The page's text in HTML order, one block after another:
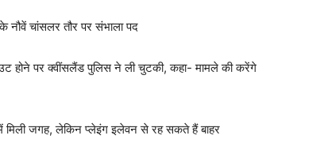
चांसलर तौर पर संभाला पद
पर क्वींसलैंड पुलिस ने ली चुटकी, कहा- मामले की करेंगे
मिली जगह, लेकिन प्लेइंग इलेवन से रह सकते हैं बाहर